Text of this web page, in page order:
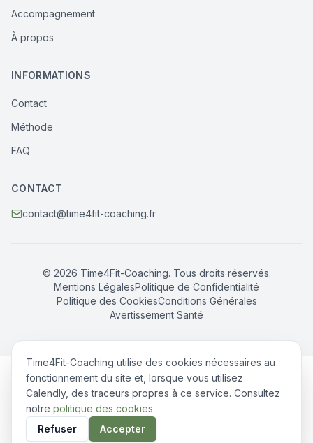
Accompagnement
À propos
INFORMATIONS
Contact
Méthode
FAQ
CONTACT
contact@time4fit-coaching.fr
© 2026 Time4Fit-Coaching. Tous droits réservés.
Mentions LégalesPolitique de Confidentialité
Politique des CookiesConditions Générales
Avertissement Santé
Time4Fit-Coaching utilise des cookies nécessaires au
fonctionnement du site et, lorsque vous utilisez
Calendly, des traceurs propres à ce service. Consultez
notre politique des cookies.
Refuser
Accepter